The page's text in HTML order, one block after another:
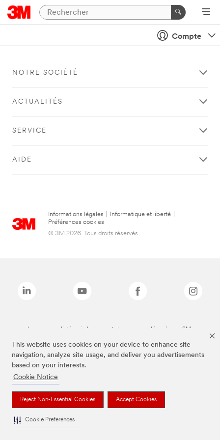
This website uses cookies on your device to enhance site
navigation, analyze site usage, and deliver you advertisements
based on your interests.
Cookie Notice
Reject Non-Essential Cookies Accept Cookies
Cookie Preferences
Compte
NOTRE SOCIÉTÉ
ACTUALITÉS
SERVICE
AIDE
Informations légales Informatique et liberté
Préférences cookies
© 3M 2026. Tous droits réservés.
Les marques listées ci-dessus sont des marques déposées de 3M.